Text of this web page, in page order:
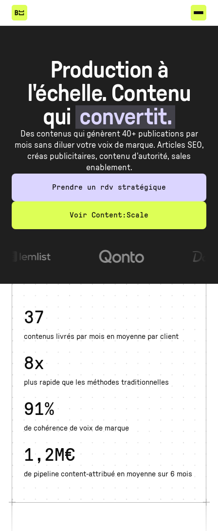
Production à
l'échelle. Contenu
qui convertit.
Des contenus qui génèrent 40+ publications par
mois sans diluer votre voix de marque. Articles SEO,
créas publicitaires, contenu d'autorité, sales
enablement.
Prendre un rdv stratégique
Voir Content:Scale
37
contenus livrés par mois en moyenne par client
8x
plus rapide que les méthodes traditionnelles
91%
de cohérence de voix de marque
1,2M€
de pipeline content-attribué en moyenne sur 6 mois